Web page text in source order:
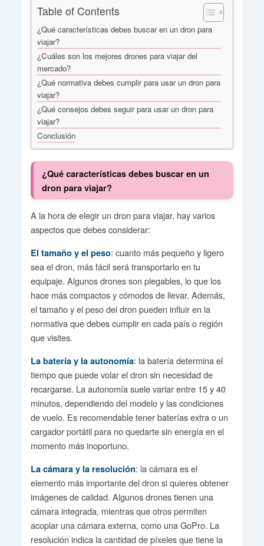
Table of Contents
¿Qué características debes buscar en un dron para
viajar?
¿Cuáles son los mejores drones para viajar del
mercado?
¿Qué normativa debes cumplir para usar un dron para
viajar?
¿Qué consejos debes seguir para usar un dron para
viajar?
Conclusión
¿Qué características debes buscar en un
dron para viajar?
A la hora de elegir un dron para viajar, hay varios
aspectos que debes considerar:
El tamaño y el peso: cuanto más pequeño y ligero
sea el dron, más fácil será transportarlo en tu
equipaje. Algunos drones son plegables, lo que los
hace más compactos y cómodos de llevar. Además,
el tamaño y el peso del dron pueden influir en la
normativa que debes cumplir en cada país o región
que visites.
La batería y la autonomía: la batería determina el
tiempo que puede volar el dron sin necesidad de
recargarse. La autonomía suele variar entre 15 y 40
minutos, dependiendo del modelo y las condiciones
de vuelo. Es recomendable tener baterías extra o un
cargador portátil para no quedarte sin energía en el
momento más inoportuno.
La cámara y la resolución: la cámara es el
elemento más importante del dron si quieres obtener
imágenes de calidad. Algunos drones tienen una
cámara integrada, mientras que otros permiten
acoplar una cámara externa, como una GoPro. La
resolución indica la cantidad de píxeles que tiene la